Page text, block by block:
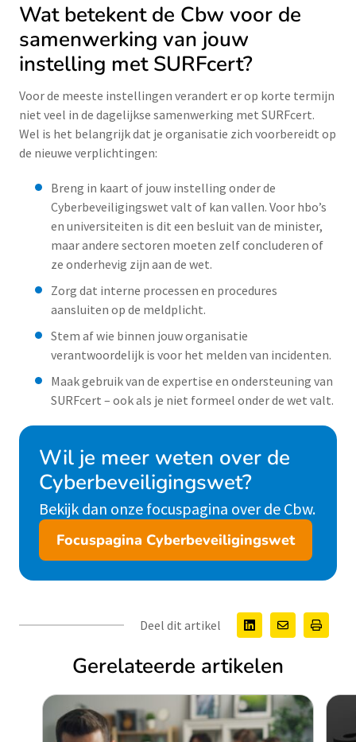
Wat betekent de Cbw voor de
samenwerking van jouw
instelling met SURFcert?
Voor de meeste instellingen verandert er op korte termijn
niet veel in de dagelijkse samenwerking met SURFcert.
Wel is het belangrijk dat je organisatie zich voorbereidt op
de nieuwe verplichtingen:
Breng in kaart of jouw instelling onder de
Cyberbeveiligingswet valt of kan vallen. Voor hbo’s
en universiteiten is dit een besluit van de minister,
maar andere sectoren moeten zelf concluderen of
ze onderhevig zijn aan de wet.
Zorg dat interne processen en procedures
aansluiten op de meldplicht.
Stem af wie binnen jouw organisatie
verantwoordelijk is voor het melden van incidenten.
Maak gebruik van de expertise en ondersteuning van
SURFcert – ook als je niet formeel onder de wet valt.
Wil je meer weten over de
Cyberbeveiligingswet?
Bekijk dan onze focuspagina over de Cbw.
Focuspagina Cyberbeveiligingswet
Deel dit artikel
Gerelateerde artikelen